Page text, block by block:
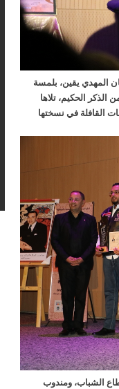
المهدي يقين، بلمسة
الذكر الحكيم، تلاها
القافلة في نسختها
الشباب، ومندوب